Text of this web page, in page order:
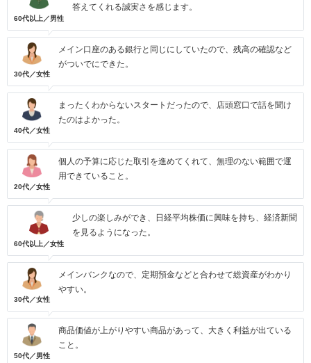
60代以上／男性
答えてくれる誠実さを感じます。
30代／女性
メイン口座のある銀行と同じにしていたので、残高の確認など
がついでにできた。
40代／女性
まったくわからないスタートだったので、店頭窓口で話を聞け
たのはよかった。
20代／女性
個人の予算に応じた取引を進めてくれて、無理のない範囲で運
用できていること。
60代以上／女性
少しの楽しみができ、日経平均株価に興味を持ち、経済新聞
を見るようになった。
30代／女性
メインバンクなので、定期預金などと合わせて総資産がわかり
やすい。
50代／男性
商品価値が上がりやすい商品があって、大きく利益が出ている
こと。